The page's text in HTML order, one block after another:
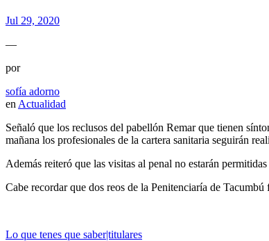
Jul 29, 2020
—
por
sofía adorno
en Actualidad
Señaló que los reclusos del pabellón Remar que tienen
mañana los profesionales de la cartera sanitaria seguirán
Además reiteró que las visitas al penal no estarán
Cabe recordar que dos reos de la Penitenciaría de
Lo que tenes que saber|titulares